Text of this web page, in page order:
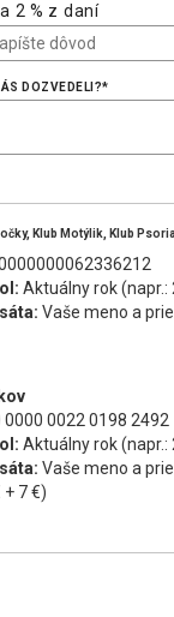
2 % z daní
DOZVEDELI?*
Klub Motýlik, Klub
Aktuálny rok (napr.:
Vaše meno a
0000 0022 0198 2492
Aktuálny rok (napr.:
Vaše meno a
+ 7 €)